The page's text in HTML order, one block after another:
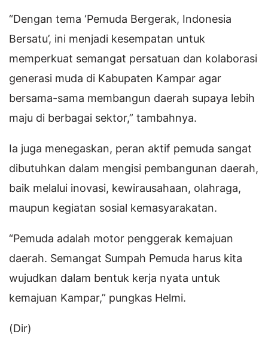
“Dengan tema ‘Pemuda Bergerak, Indonesia
Bersatu’, ini menjadi kesempatan untuk
memperkuat semangat persatuan dan kolaborasi
generasi muda di Kabupaten Kampar agar
bersama-sama membangun daerah supaya lebih
maju di berbagai sektor,” tambahnya.
Ia juga menegaskan, peran aktif pemuda sangat
dibutuhkan dalam mengisi pembangunan daerah,
baik melalui inovasi, kewirausahaan, olahraga,
maupun kegiatan sosial kemasyarakatan.
“Pemuda adalah motor penggerak kemajuan
daerah. Semangat Sumpah Pemuda harus kita
wujudkan dalam bentuk kerja nyata untuk
kemajuan Kampar,” pungkas Helmi.
(Dir)